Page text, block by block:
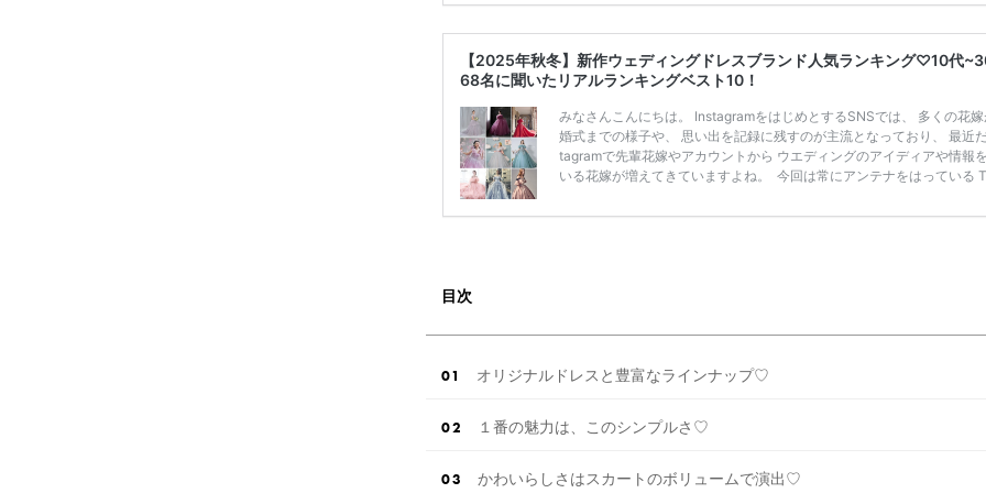
ンペーン特典ランキングを公開！ 比較サイト：プラコレ、ゼクシィ、
補を絞れる「ウェディング診断」か、体験型 […]続きを読む
【2025年秋冬】新作ウェディングドレスブランド人気ランキング♡10代
68名に聞いたリアルランキングベスト10！
みなさんこんにちは。 InstagramをはじめとするSNSでは、 多くの花
婚式までの様子や、 思い出を記録に残すのが主流となっており、 最近
tagramで先輩花嫁やアカウントから ウエディングのアイディアや情報
いる花嫁が増えてきていますよね。 ​ 今回は常にアンテナをはっている
票に参加しました。 こちらの記事では集計結果をリアルなランキング
目次
オリジナルドレスと豊富なラインナップ♡
１番の魅力は、このシンプルさ♡
かわいらしさはスカートのボリュームで演出♡